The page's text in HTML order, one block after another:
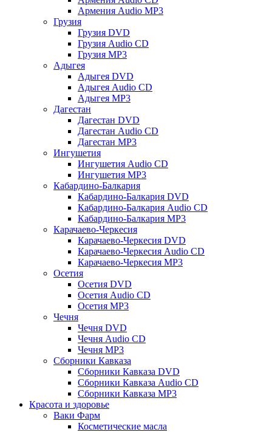
Армения Audio MP3
Грузия
Грузия DVD
Грузия Audio CD
Грузия MP3
Адыгея
Адыгея DVD
Адыгея Audio CD
Адыгея MP3
Дагестан
Дагестан DVD
Дагестан Audio CD
Дагестан MP3
Ингушетия
Ингушетия Audio CD
Ингушетия MP3
Кабардино-Балкария
Кабардино-Балкария DVD
Кабардино-Балкария Audio CD
Кабардино-Балкария MP3
Карачаево-Черкесия
Карачаево-Черкесия DVD
Карачаево-Черкесия Audio CD
Карачаево-Черкесия MP3
Осетия
Осетия DVD
Осетия Audio CD
Осетия MP3
Чечня
Чечня DVD
Чечня Audio CD
Чечня MP3
Сборники Кавказа
Сборники Кавказа DVD
Сборники Кавказа Audio CD
Сборники Кавказа MP3
Красота и здоровье
Ваки Фарм
Косметические масла